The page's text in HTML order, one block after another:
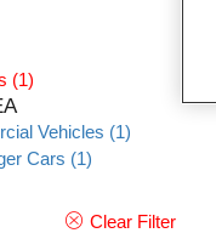
(1)
Vehicles (1)
Cars (1)
Clear Filter